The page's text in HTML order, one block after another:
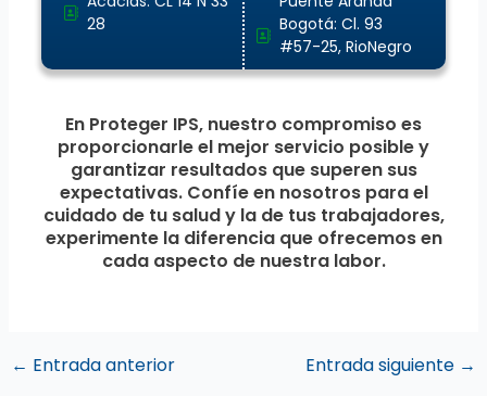
28
Bogotá: Cl. 93
#57-25, RioNegro
En Proteger IPS, nuestro compromiso es
proporcionarle el mejor servicio posible y
garantizar resultados que superen sus
expectativas. Confíe en nosotros para el
cuidado de tu salud y la de tus trabajadores,
experimente la diferencia que ofrecemos en
cada aspecto de nuestra labor.
← Entrada anterior Entrada siguiente →